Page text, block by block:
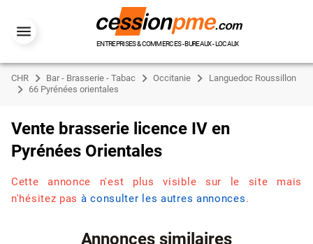
ENTREPRISES & COMMERCES - BUREAUX - LOCAUX
CHR Bar - Brasserie - Tabac Occitanie
Languedoc Roussillon
66 Pyrénées orientales
Vente brasserie licence IV en
Pyrénées Orientales
Cette annonce n'est plus visible sur le site mais
n'hésitez pas à consulter les autres annonces.
Annonces similaires